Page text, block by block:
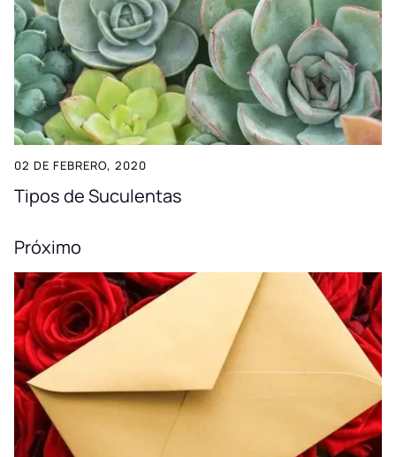
02 DE FEBRERO, 2020
Tipos de Suculentas
Próximo